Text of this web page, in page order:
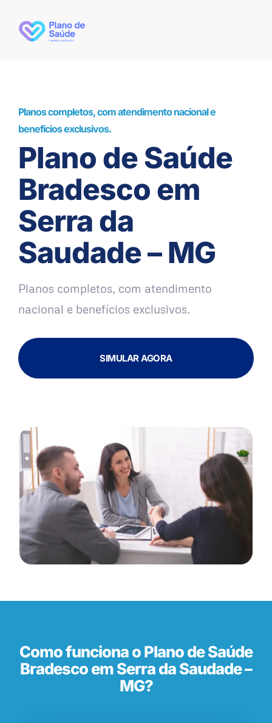
Planos completos, com atendimento nacional e
benefícios exclusivos.
Plano de Saúde
Bradesco em
Serra da
Saudade – MG
Planos completos, com atendimento
nacional e benefícios exclusivos.
SIMULAR AGORA
Como funciona o Plano de Saúde
Bradesco em Serra da Saudade –
MG?